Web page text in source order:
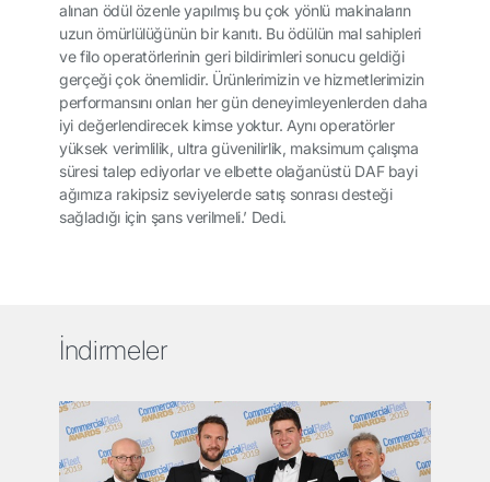
alınan ödül özenle yapılmış bu çok yönlü makinaların
uzun ömürlülüğünün bir kanıtı. Bu ödülün mal sahipleri
ve filo operatörlerinin geri bildirimleri sonucu geldiği
gerçeği çok önemlidir. Ürünlerimizin ve hizmetlerimizin
performansını onları her gün deneyimleyenlerden daha
iyi değerlendirecek kimse yoktur. Aynı operatörler
yüksek verimlilik, ultra güvenilirlik, maksimum çalışma
süresi talep ediyorlar ve elbette olağanüstü DAF bayi
ağımıza rakipsiz seviyelerde satış sonrası desteği
sağladığı için şans verilmeli.’ Dedi.
İndirmeler